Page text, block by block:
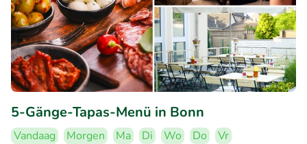
5-Gänge-Tapas-Menü in Bonn
Vandaag Morgen Ma Di Wo Do
Vr